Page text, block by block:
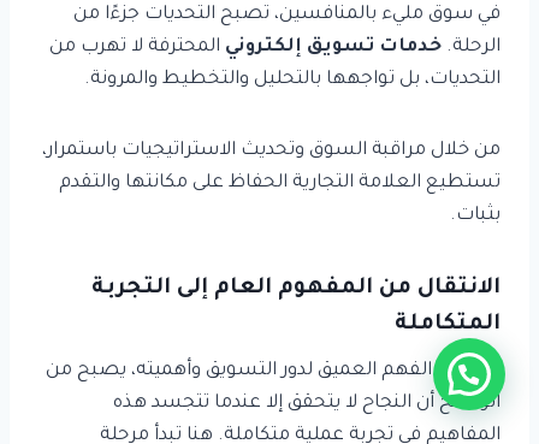
في سوق مليء بالمنافسين، تصبح التحديات جزءًا من
الرحلة. خدمات تسويق إلكتروني المحترفة لا تهرب من
التحديات، بل تواجهها بالتحليل والتخطيط والمرونة.
من خلال مراقبة السوق وتحديث الاستراتيجيات باستمرار،
تستطيع العلامة التجارية الحفاظ على مكانتها والتقدم
بثبات.
الانتقال من المفهوم العام إلى التجربة
المتكاملة
بعد هذا الفهم العميق لدور التسويق وأهميته، يصبح من
الواضح أن النجاح لا يتحقق إلا عندما تتجسد هذه
المفاهيم في تجربة عملية متكاملة. هنا تبدأ مرحلة